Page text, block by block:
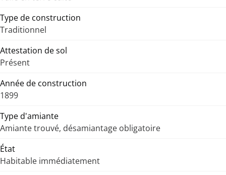
Type de construction
Traditionnel
Attestation de sol
Présent
Année de construction
1899
Type d'amiante
Amiante trouvé, désamiantage obligatoire
État
Habitable immédiatement